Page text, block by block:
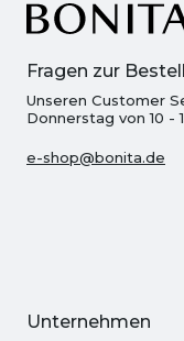
Fragen zur
Unseren Customer
Donnerstag von 10 -
e-shop@bonita.de
Unternehmen